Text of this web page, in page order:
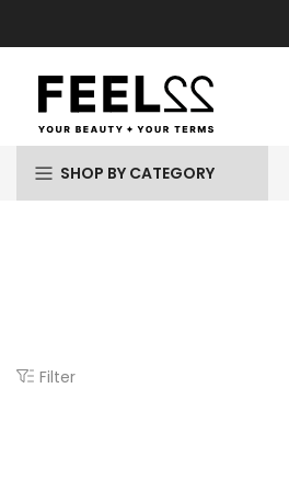
to
content
SHOP BY CATEGORY
Filter